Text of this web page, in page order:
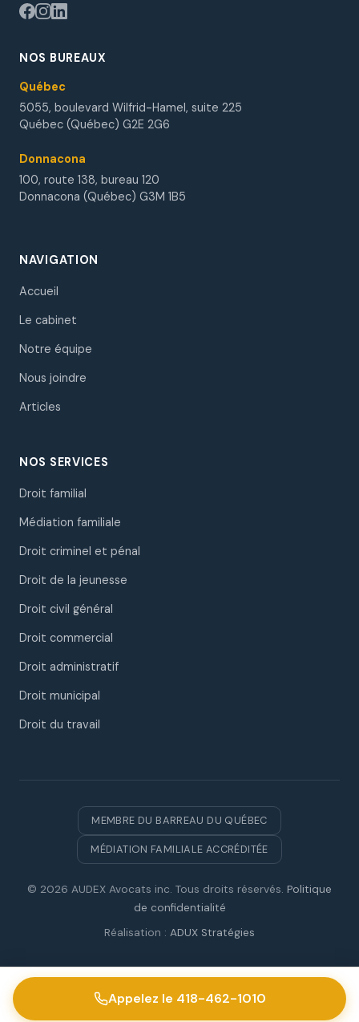
NOS BUREAUX
Québec
5055, boulevard Wilfrid-Hamel, suite 225
Québec (Québec) G2E 2G6
Donnacona
100, route 138, bureau 120
Donnacona (Québec) G3M 1B5
NAVIGATION
Accueil
Le cabinet
Notre équipe
Nous joindre
Articles
NOS SERVICES
Droit familial
Médiation familiale
Droit criminel et pénal
Droit de la jeunesse
Droit civil général
Droit commercial
Droit administratif
Droit municipal
Droit du travail
MEMBRE DU BARREAU DU QUÉBEC
MÉDIATION FAMILIALE ACCRÉDITÉE
© 2026 AUDEX Avocats inc. Tous droits réservés. Politique
de confidentialité
Réalisation : ADUX Stratégies
Appelez le 418-462-1010